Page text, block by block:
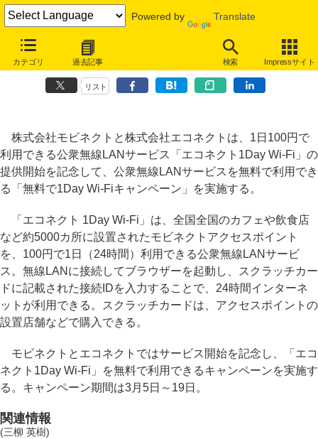
Powered by Translate
カテゴリ 過去記事 検索 Impressサイト
1日100円の公衆無線LAN「エコネクト1Day Wi-Fi」、発売記念無料キ
ャンペーン
リスト
株式会社モビネクトと株式会社エコネクトは、1日100円で
利用できる公衆無線LANサービス「エコネクト1Day Wi-Fi」の
提供開始を記念して、公衆無線LANサービスを無料で利用でき
る「無料で1Day Wi-Fiキャンペーン」を実施する。
「エコネクト 1Day Wi-Fi」は、全国全国のカフェや飲食店
など約5000カ所に設置されたモビネクトアクセスポイント
を、100円で1日（24時間）利用できる公衆無線LANサービ
ス。無線LANに接続してブラウザーを起動し、スクラッチカー
ドに記載された接続IDを入力することで、24時間インターネ
ットが利用できる。スクラッチカードは、アクセスポイントの
設置店舗などで購入できる。
モビネクトとエコネクトではサービス開始を記念し、「エコ
ネクト1Day Wi-Fi」を無料で利用できるキャンペーンを実施す
る。キャンペーン期間は3月5日～19日。
関連情報
(三柳 英樹)